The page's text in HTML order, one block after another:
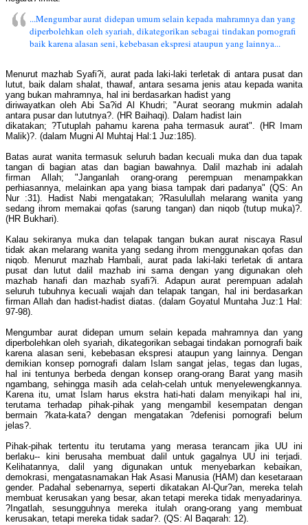
...Mengumbar aurat didepan umum selain kepada mahramnya dan yang
diperbolehkan oleh syariah, dikategorikan sebagai tindakan pornografi
baik karena alasan seni, kebebasan ekspresi ataupun yang lainnya...
Menurut mazhab Syafi?i, aurat pada laki-laki terletak di antara pusat dan
lutut, baik dalam shalat, thawaf, antara sesama jenis atau kepada wanita
yang bukan mahramnya, hal ini berdasarkan hadist yang
diriwayatkan oleh Abi Sa?id Al Khudri; "Aurat seorang mukmin adalah
antara pusar dan lututnya?. (HR Baihaqi). Dalam hadist lain
dikatakan; ?Tutuplah pahamu karena paha termasuk aurat". (HR Imam
Malik)?. (dalam Mugni Al Muhtaj Hal:1 Juz:185).
Batas aurat wanita termasuk seluruh badan kecuali muka dan dua tapak
tangan di bagian atas dan bagian bawahnya. Dalil mazhab ini adalah
firman Allah; "Janganlah orang-orang perempuan menampakkan
perhiasannya, melainkan apa yang biasa tampak dari padanya" (QS: An
Nur :31). Hadist Nabi mengatakan; ?Rasulullah melarang wanita yang
sedang ihrom memakai qofas (sarung tangan) dan niqob (tutup muka)?.
(HR Bukhari).
Kalau sekiranya muka dan telapak tangan bukan aurat niscaya Rasul
tidak akan melarang wanita yang sedang ihrom menggunakan qofas dan
niqob. Menurut mazhab Hambali, aurat pada laki-laki terletak di antara
pusat dan lutut dalil mazhab ini sama dengan yang digunakan oleh
mazhab hanafi dan mazhab syafi?i. Adapun aurat perempuan adalah
seluruh tubuhnya kecuali wajah dan telapak tangan, hal ini berdasarkan
firman Allah dan hadist-hadist diatas. (dalam Goyatul Muntaha Juz:1 Hal:
97-98).
Mengumbar aurat didepan umum selain kepada mahramnya dan yang
diperbolehkan oleh syariah, dikategorikan sebagai tindakan pornografi baik
karena alasan seni, kebebasan ekspresi ataupun yang lainnya. Dengan
demikian konsep pornografi dalam Islam sangat jelas, tegas dan lugas,
hal ini tentunya berbeda dengan konsep orang-orang Barat yang masih
ngambang, sehingga masih ada celah-celah untuk menyelewengkannya.
Karena itu, umat Islam harus ekstra hati-hati dalam menyikapi hal ini,
terutama terhadap pihak-pihak yang mengambil kesempatan dengan
bermain ?kata-kata? dengan mengatakan ?defenisi pornografi belum
jelas?.
Pihak-pihak tertentu itu terutama yang merasa terancam jika UU ini
berlaku-- kini berusaha membuat dalil untuk gagalnya UU ini terjadi.
Kelihatannya, dalil yang digunakan untuk menyebarkan kebaikan,
demokrasi, mengatasnamakan Hak Asasi Manusia (HAM) dan kesetaraan
gender. Padahal sebenarnya, seperti dikatakan Al-Qur?an, mereka telah
membuat kerusakan yang besar, akan tetapi mereka tidak menyadarinya.
?Ingatlah, sesungguhnya mereka itulah orang-orang yang membuat
kerusakan, tetapi mereka tidak sadar?. (QS: Al Baqarah: 12).